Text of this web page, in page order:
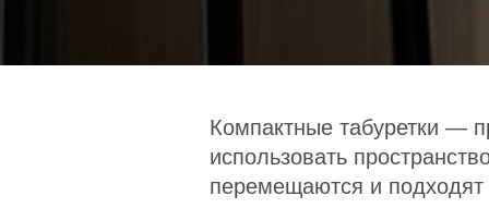
Компактные табуретки —
использовать
перемещаются и